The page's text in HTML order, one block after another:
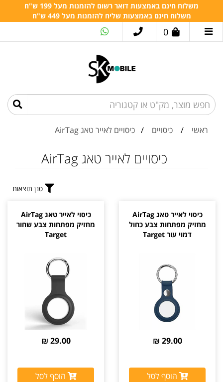
משלוח חינם באמצעות דואר רשום להזמנות מעל 199 ש"ח
משלוח חינם באמצעות שליח להזמנות מעל 449 ש"ח
0
ראשי / כיסויים / כיסויים לאייר טאג AirTag
כיסויים לאייר טאג AirTag
סנן תוצאות
כיסוי לאייר טאג AirTag
מחזיק מפתחות צבע כחול
דמוי עור Target
29.00 ₪
הוסף לסל
כיסוי לאייר טאג AirTag
מחזיק מפתחות צבע שחור
Target
29.00 ₪
הוסף לסל